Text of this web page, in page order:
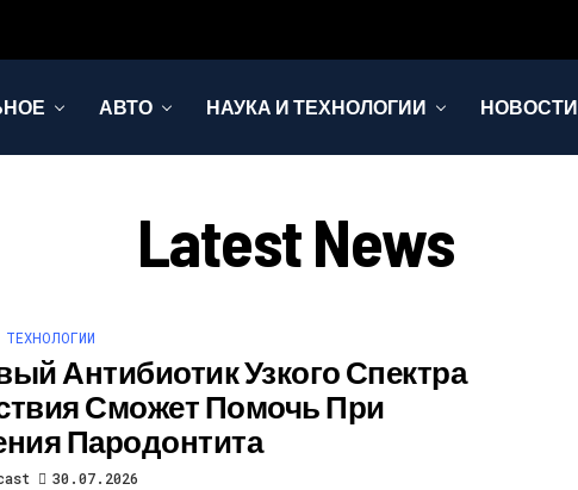
АВТО НАУКА И ТЕХНОЛОГИИ НОВОСТИ
Latest News
Антибиотик Узкого Спектра
Сможет Помочь При
Пародонтита
30.07.2026